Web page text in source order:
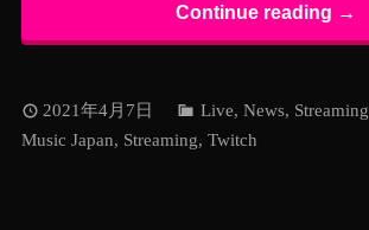
Continue reading →
2021年4月7日 Live, News, Streaming
Music Japan, Streaming, Twitch